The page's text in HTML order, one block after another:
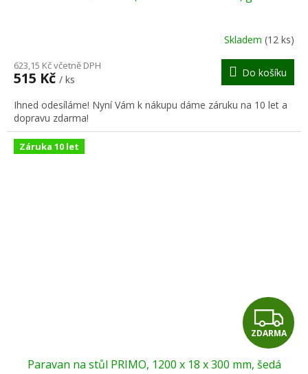
R
M
A
Skladem (12 ks)
623,15 Kč včetně DPH
515 Kč / ks
Do košíku
Ihned odesíláme! Nyní Vám k nákupu dáme záruku na 10 let a
dopravu zdarma!
Záruka 10 let
Z
D
ZDARMA
Paravan na stůl PRIMO, 1200 x 18 x 300 mm, šedá